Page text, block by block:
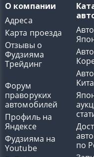
О компании
Адреса
Карта проезда
Отзывы о
Фудзияма
Трейдинг
Форум
праворуких
автомобилей
Профиль на
Яндексе
Фудзияма на
Youtube
по